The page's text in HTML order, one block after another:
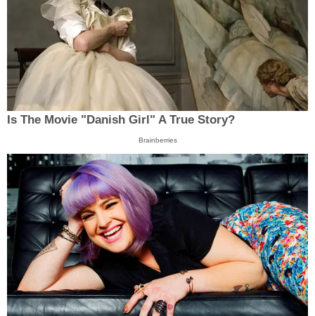
Is The Movie "Danish Girl" A True Story?
Brainberries